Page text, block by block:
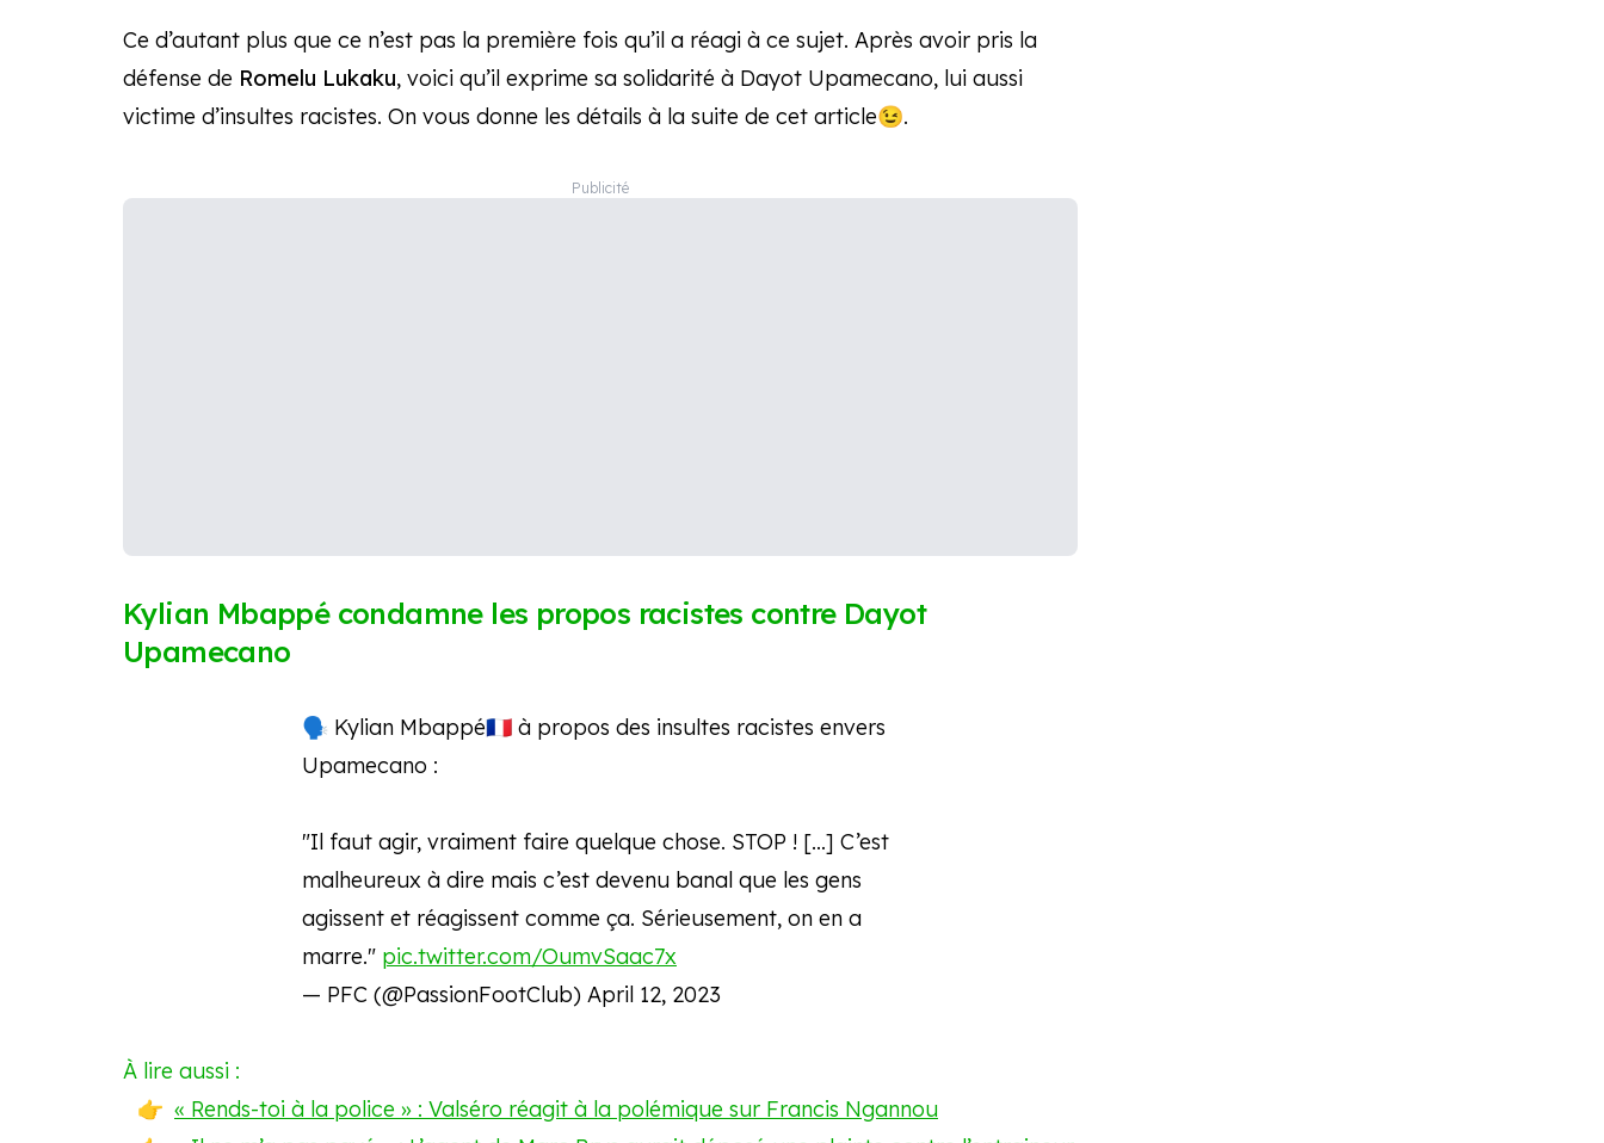
Ce d’autant plus que ce n’est pas la première fois qu’il a réagi à ce sujet. Après avoir pris la
défense de Romelu Lukaku, voici qu’il exprime sa solidarité à Dayot Upamecano, lui aussi
victime d’insultes racistes. On vous donne les détails à la suite de cet article😉.
Kylian Mbappé condamne les propos racistes contre Dayot
Upamecano
🗣 Kylian Mbappé🇫🇷 à propos des insultes racistes envers
Upamecano :
"Il faut agir, vraiment faire quelque chose. STOP ! […] C’est
malheureux à dire mais c’est devenu banal que les gens
agissent et réagissent comme ça. Sérieusement, on en a
marre." pic.twitter.com/OumvSaac7x
— PFC (@PassionFootClub) April 12, 2023
À lire aussi :
« Rends-toi à la police » : Valséro réagit à la polémique sur Francis Ngannou